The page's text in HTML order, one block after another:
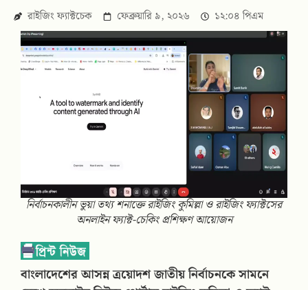
রাইজিং ফ্যাক্টচেক ফেব্রুয়ারি ৯, ২০২৬ ১২:০৪ পিএম
নির্বাচনকালীন ভুয়া তথ্য শনাক্তে রাইজিং কুমিল্লা ও রাইজিং ফ্যাক্টসের
অনলাইন ফ্যাক্ট-চেকিং প্রশিক্ষণ আয়োজন
বাংলাদেশের আসন্ন ত্রয়োদশ জাতীয় নির্বাচনকে সামনে